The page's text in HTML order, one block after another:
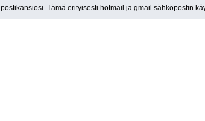
Tämä erityisesti hotmail ja gmail sähköpostin